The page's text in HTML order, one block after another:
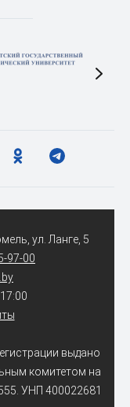
ул. Ланге, 5
97-00
выдано
комитетом на
УНП 400022681